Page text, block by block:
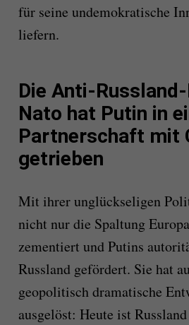
für seine undemokratische
liefern.
Die Anti-
Nato hat Putin in
Partnerschaft mit
getrieben
Mit ihrer unglückseligen
nicht nur die Spaltung
zementiert und Putins
Russland gefördert. Sie hat
geopolitisch dramatische
ausgelöst: Heute ist